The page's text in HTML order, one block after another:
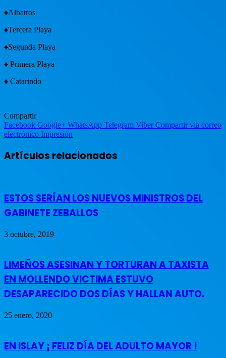
♦Albatros
♦Tercera Playa
♦Segunda Playa
♦ Primera Playa
♦ Catarindo
Compartir
Facebook Google+ WhatsApp Telegram Viber Compartir via correo
electrónico Impresión
Artículos relacionados
ESTOS SERÍAN LOS NUEVOS MINISTROS DEL
GABINETE ZEBALLOS
3 octubre, 2019
LIMEÑOS ASESINAN Y TORTURAN A TAXISTA
EN MOLLENDO VICTIMA ESTUVO
DESAPARECIDO DOS DÍAS Y HALLAN AUTO.
25 enero, 2020
EN ISLAY ¡ FELIZ DÍA DEL ADULTO MAYOR !